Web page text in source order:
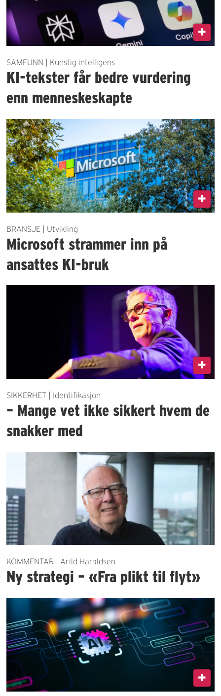
SAMFUNN | Kunstig intelligens
KI-tekster får bedre vurdering
enn menneskeskapte
BRANSJE | Utvikling
Microsoft strammer inn på
ansattes KI-bruk
SIKKERHET | Identifikasjon
– Mange vet ikke sikkert hvem de
snakker med
KOMMENTAR | Arild Haraldsen
Ny strategi – «Fra plikt til flyt»